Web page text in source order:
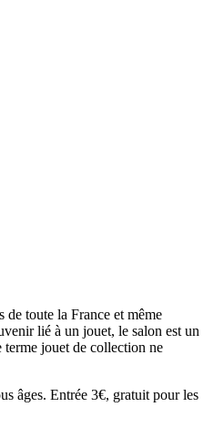
de toute la France et même
lié à un jouet, le salon est un
terme jouet de collection ne
âges. Entrée 3€, gratuit pour les